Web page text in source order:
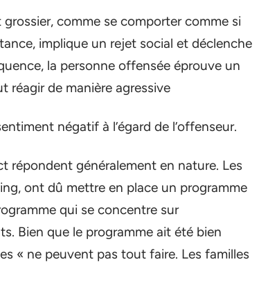
comme se comporter comme si
implique un rejet social et déclenche
la personne offensée éprouve un
réagir de manière agressive
négatif à l’égard de l’offenseur.
répondent généralement en nature. Les
ont dû mettre en place un programme
qui se concentre sur
Bien que le programme ait été bien
« ne peuvent pas tout faire. Les familles